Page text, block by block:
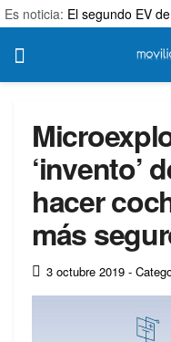
Es noticia: El segundo EV
‘invento’
hacer
más
3 octubre 2019 -